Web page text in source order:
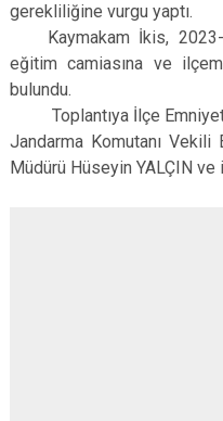
gerekliliğine vurgu yaptı.
Kaymakam İkis, 2023-
eğitim camiasına ve
bulundu.
Toplantıya İlçe Emniyet
Jandarma Komutanı
Müdürü Hüseyin YALÇIN